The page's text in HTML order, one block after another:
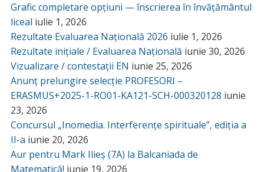
Grafic completare opțiuni — înscrierea în învățământul
liceal iulie 1, 2026
Rezultate Evaluarea Națională 2026 iulie 1, 2026
Rezultate inițiale / Evaluarea Națională iunie 30, 2026
Vizualizare / contestații EN iunie 25, 2026
Anunț prelungire selecție PROFESORI –
ERASMUS+2025-1-RO01-KA121-SCH-000320128 iunie
23, 2026
Concursul „Inomedia. Interferențe spirituale”, ediția a
II-a iunie 20, 2026
Aur pentru Mark Ilieș (7A) la Balcaniada de
Matematică! iunie 19, 2026